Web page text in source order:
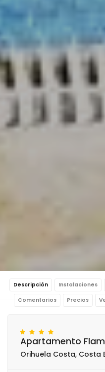
Descripción Instalaciones
Comentarios Precios
Apartamento
Orihuela Costa, Costa